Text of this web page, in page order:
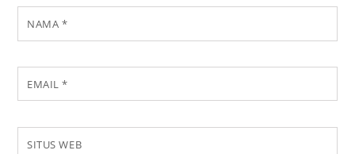
NAMA *
EMAIL*
SITUS WEB